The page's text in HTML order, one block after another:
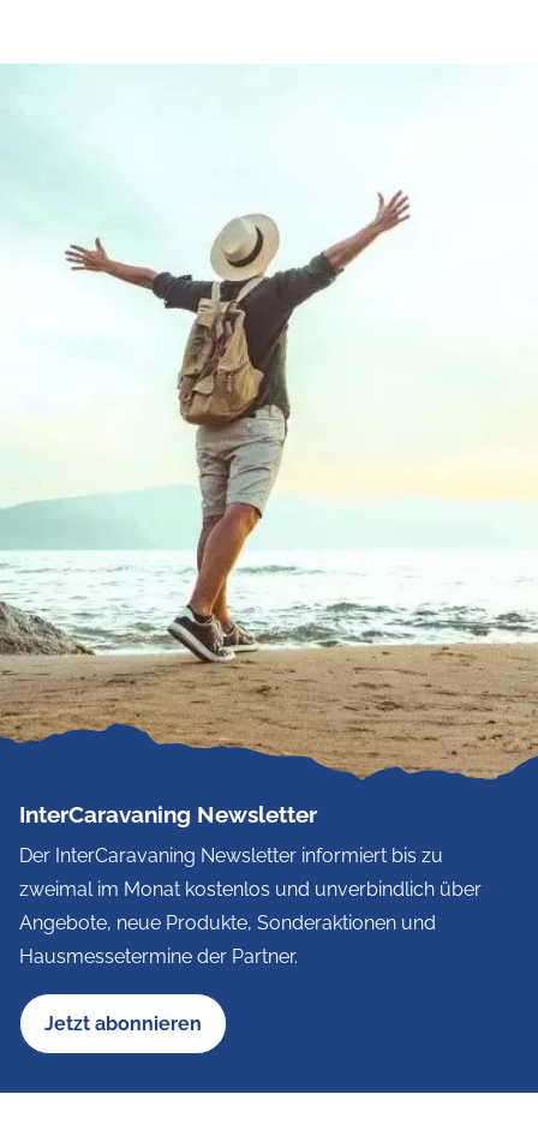
InterCaravaning Newsletter
Der InterCaravaning Newsletter informiert bis zu
zweimal im Monat kostenlos und unverbindlich über
Angebote, neue Produkte, Sonderaktionen und
Hausmessetermine der Partner.
Jetzt abonnieren